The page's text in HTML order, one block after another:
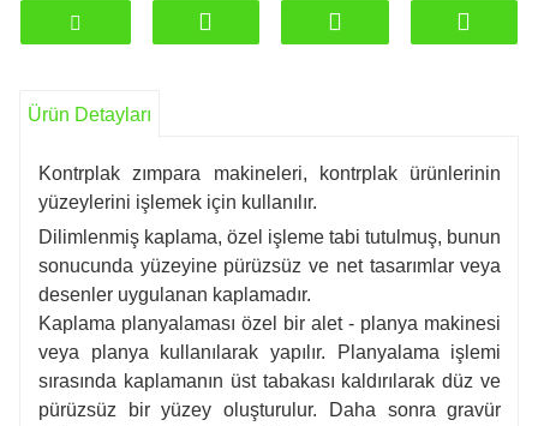
Verimlilik: Taşlama makineleri yüksek verimlilik ve
işlem hızı sağlayarak üretim süresini ve maliyetlerini
Taşlama makinesi, operatör için uygun ayarlara ve
kontrollere sahiptir.
çalışma alanının güvenliğini artıran ve temiz bir ortam
sağlayan bir toz emme sistemine sahiptir.
Ürün Detayları
Kontrplak zımpara makineleri, kontrplak ürünlerinin
yüzeylerini işlemek için kullanılır.
Dilimlenmiş kaplama, özel işleme tabi tutulmuş, bunun
sonucunda yüzeyine pürüzsüz ve net tasarımlar veya
desenler uygulanan kaplamadır.
Kaplama planyalaması özel bir alet - planya makinesi
veya planya kullanılarak yapılır. Planyalama işlemi
sırasında kaplamanın üst tabakası kaldırılarak düz ve
pürüzsüz bir yüzey oluşturulur. Daha sonra gravür